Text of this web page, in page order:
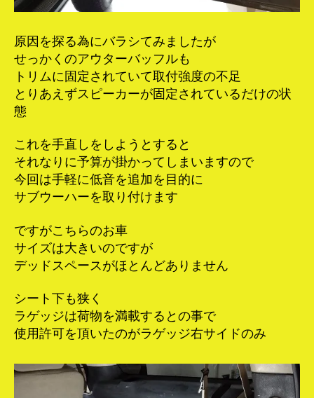
原因を探る為にバラシてみましたが
せっかくのアウターバッフルも
トリムに固定されていて取付強度の不足
とりあえずスピーカーが固定されているだけの状
態
これを手直しをしようとすると
それなりに予算が掛かってしまいますので
今回は手軽に低音を追加を目的に
サブウーハーを取り付けます
ですがこちらのお車
サイズは大きいのですが
デッドスペースがほとんどありません
シート下も狭く
ラゲッジは荷物を満載するとの事で
使用許可を頂いたのがラゲッジ右サイドのみ